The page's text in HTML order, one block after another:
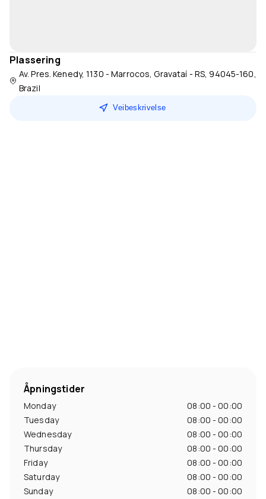
Plassering
Av. Pres. Kenedy, 1130 - Marrocos, Gravataí - RS, 94045-160,
Brazil
Veibeskrivelse
Åpningstider
Monday
08:00 - 00:00
Tuesday
08:00 - 00:00
Wednesday
08:00 - 00:00
Thursday
08:00 - 00:00
Friday
08:00 - 00:00
Saturday
08:00 - 00:00
Sunday
08:00 - 00:00